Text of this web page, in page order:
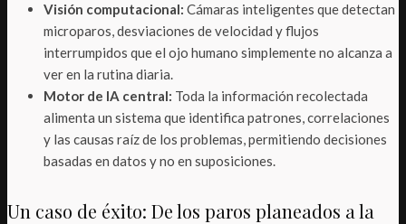
Visión computacional: Cámaras inteligentes que detectan
microparos, desviaciones de velocidad y flujos
interrumpidos que el ojo humano simplemente no alcanza a
ver en la rutina diaria.
Motor de IA central: Toda la información recolectada
alimenta un sistema que identifica patrones, correlaciones
y las causas raíz de los problemas, permitiendo decisiones
basadas en datos y no en suposiciones.
Un caso de éxito: De los paros planeados a la